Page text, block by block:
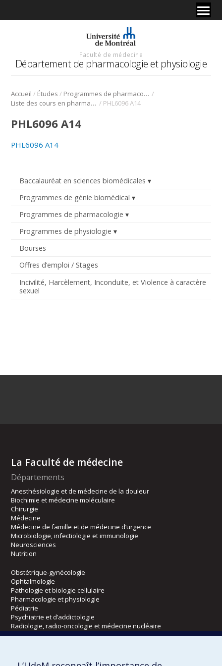
Faculté de médecine
Département de pharmacologie et physiologie
Accueil / Études / Programmes de pharmacologie /
Liste des cours en pharmacologie / PHL6096 A14
Baccalauréat en sciences biomédicales
Programmes de génie biomédical
Programmes de pharmacologie
Programmes de physiologie
Bourses
Offres d’emploi / Stages
Incivilité, Harcèlement, Inconduite, et Violence à caractère
sexuel
PHL6096 A14
PHL6096 A14
La Faculté de médecine
Départements
Anesthésiologie et de médecine de la douleur
Biochimie et médecine moléculaire
Chirurgie
Médecine
Médecine de famille et de médecine d’urgence
Microbiologie, infectiologie et immunologie
Neurosciences
Nutrition
Obstétrique-gynécologie
Ophtalmologie
Pathologie et biologie cellulaire
Pharmacologie et physiologie
Pédiatrie
Psychiatrie et d’addictologie
Radiologie, radio-oncologie et médecine nucléaire